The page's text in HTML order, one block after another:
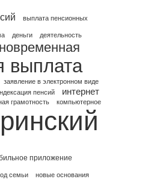
выплата пенсионных
деньги деятельность
выплата
заявление в электронном виде
пенсий
интернет
грамотность компьютерное
приложение
семьи новые основания